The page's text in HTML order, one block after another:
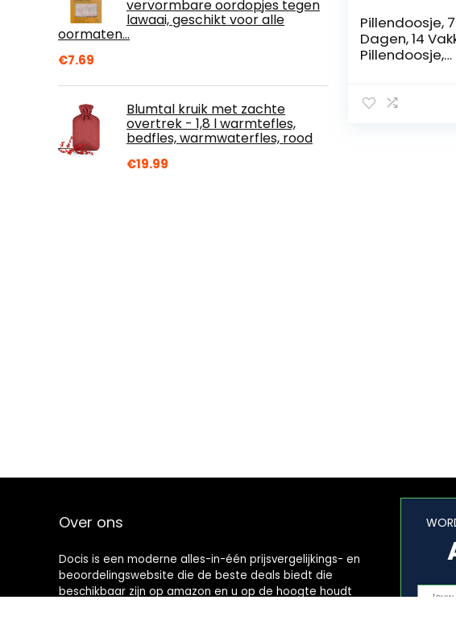
vervormbare oordopjes tegen
lawaai, geschikt voor alle
oormaten…
€7.69
Blumtal kruik met zachte
overtrek - 1,8 l warmtefles,
bedfles, warmwaterfles, rood
€19.99
Pillendoosje, 7
Dagen, 14
Pillendoosje,
Medicijnen,
Over ons
Docis is een moderne alles-in-één prijsvergelijkings- en
beoordelingswebsite die de beste deals biedt die
beschikbaar zijn op amazon en u op de hoogte houdt